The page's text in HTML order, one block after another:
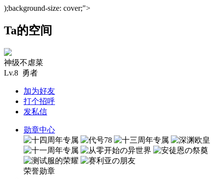
);background-size: cover;">
Ta的空间
神级不虐菜
Lv.8 勇者
加为好友
打个招呼
发私信
勋章中心
荣誉勋章